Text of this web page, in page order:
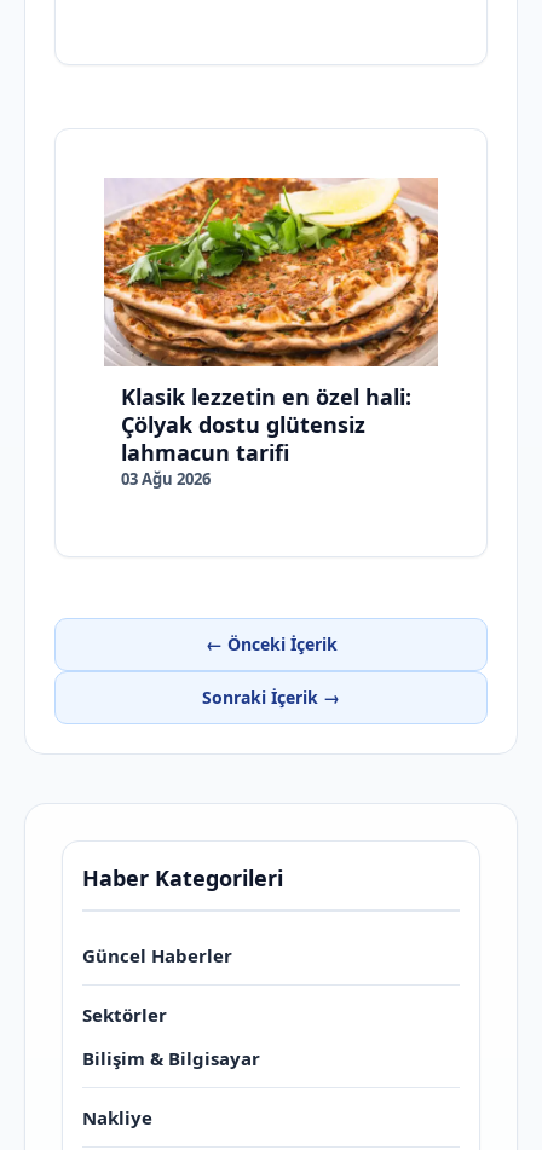
Klasik lezzetin en özel hali:
Çölyak dostu glütensiz
lahmacun tarifi
03 Ağu 2026
← Önceki İçerik
Sonraki İçerik →
Haber Kategorileri
Güncel Haberler
Sektörler
Bilişim & Bilgisayar
Nakliye